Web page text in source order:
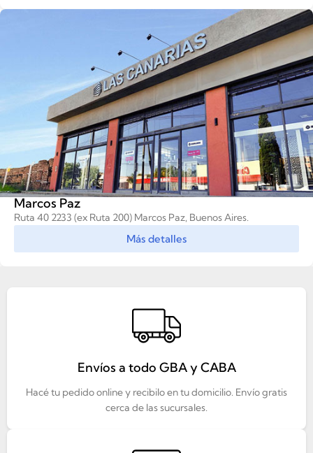
Marcos Paz
Ruta 40 2233 (ex Ruta 200) Marcos Paz, Buenos Aires.
Más detalles
Envíos a todo GBA y CABA
Hacé tu pedido online y recibilo en tu domicilio. Envío gratis
cerca de las sucursales.